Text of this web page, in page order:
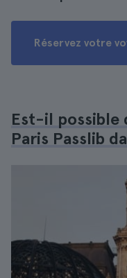
Réservez votre
Est-il
Paris Passlib